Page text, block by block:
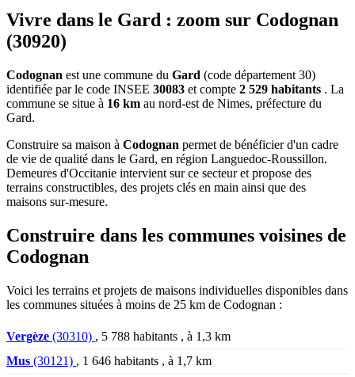
Vivre dans le Gard : zoom sur Codognan
(30920)
Codognan est une commune du Gard (code département 30)
identifiée par le code INSEE 30083 et compte 2 529 habitants . La
commune se situe à 16 km au nord-est de Nimes, préfecture du
Gard.
Construire sa maison à Codognan permet de bénéficier d'un cadre
de vie de qualité dans le Gard, en région Languedoc-Roussillon.
Demeures d'Occitanie intervient sur ce secteur et propose des
terrains constructibles, des projets clés en main ainsi que des
maisons sur-mesure.
Construire dans les communes voisines de
Codognan
Voici les terrains et projets de maisons individuelles disponibles dans
les communes situées à moins de 25 km de Codognan :
Vergèze (30310) , 5 788 habitants , à 1,3 km
Mus (30121) , 1 646 habitants , à 1,7 km